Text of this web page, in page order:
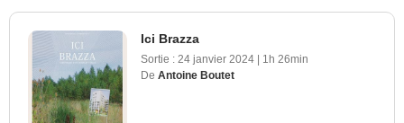
Ici Brazza
Sortie : 24 janvier 2024 | 1h 26min
De Antoine Boutet